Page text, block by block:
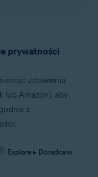
prywatności
ustawienia
lub Amazon), aby
z
Explore ▸ Doradca w